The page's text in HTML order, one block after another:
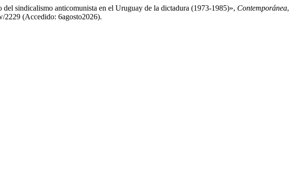
sindicalismo anticomunista en el Uruguay de la dictadura (1973-1985)», Contemporánea
2229 (Accedido: 6agosto2026).